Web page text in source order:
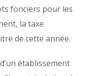
fonciers pour les
la taxe
de cette année.
établissement